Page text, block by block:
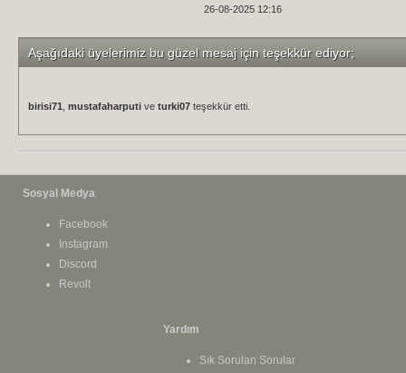
26-08-2025 12:16
Aşağıdaki üyelerimiz bu güzel mesaj için teşekkür ediyor;
birisi71 mustafaharputi ve turki07 teşekkür etti.
Sosyal Medya
Facebook
Instagram
Discord
Revolt
Yardım
Sık Sorulan Sorular